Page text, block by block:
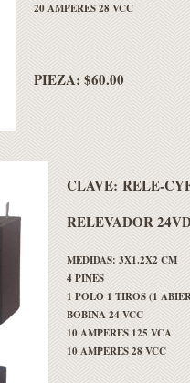
20 AMPERES 28 VCC
PIEZA: $60.00
CLAVE: RELE-
RELEVADOR
MEDIDAS: 3X1.2X2 CM
4 PINES
1 POLO 1 TIROS (1
BOBINA 24 VCC
10 AMPERES 125 VCA
10 AMPERES 28 VCC